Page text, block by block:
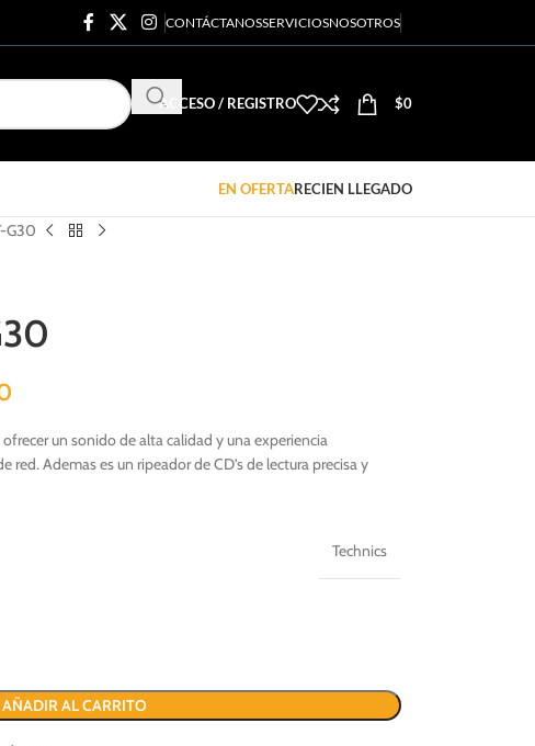
CONTÁCTANOSSERVICIOSNOSOTROS
ACCESO / REGISTRO $0
EN OFERTARECIEN LLEGADO
G30
un sonido de alta calidad y una experiencia
red. Ademas es un ripeador de CD’s de lectura precisa y
Technics
AÑADIR AL CARRITO